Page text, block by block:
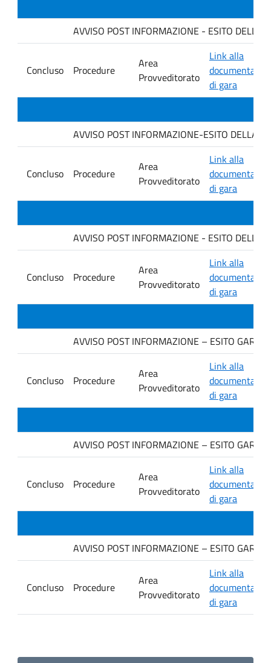
AVVISO POST INFORMAZIONE - ESITO DELLA
Concluso Procedure
Area
Provveditorato
Link alla
di gara
AVVISO POST INFORMAZIONE-ESITO DELLA
Concluso Procedure
Area
Provveditorato
Link alla
di gara
AVVISO POST INFORMAZIONE - ESITO DELLA
Concluso Procedure
Area
Provveditorato
Link alla
di gara
AVVISO POST INFORMAZIONE – ESITO GARA
Concluso Procedure
Area
Provveditorato
Link alla
di gara
AVVISO POST INFORMAZIONE – ESITO
Concluso Procedure
Area
Provveditorato
Link alla
di gara
AVVISO POST INFORMAZIONE – ESITO GARA
Concluso Procedure
Area
Provveditorato
Link alla
di gara